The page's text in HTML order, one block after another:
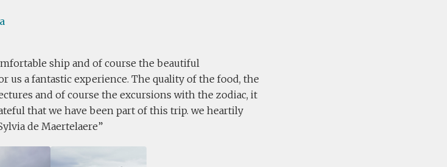
ship and of course the beautiful
us a fantastic experience. The quality of the food, the
and of course the excursions with the zodiac, it
that we have been part of this trip. we heartily
de Maertelaere